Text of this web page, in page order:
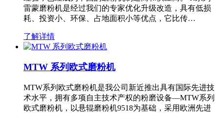
雷蒙磨粉机是经过我们的专家优化升级改造，具有低损
耗、投资小、环保、占地面积小等优点，它比传…
了解详情
MTW 系列欧式磨粉机
MTW系列欧式磨粉机是我公司新近推出具有国际先进技
术水平，拥有多项自主技术产权的粉磨设备—MTW系列
欧式磨粉机，以悬辊磨粉机9518为基础，采用欧洲先进